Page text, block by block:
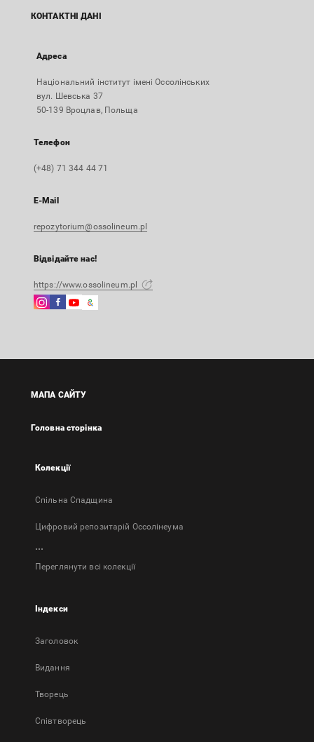
КОНТАКТНІ ДАНІ
Адреса
Національний інститут імені Оссолінських
вул. Шевська 37
50-139 Вроцлав, Польща
Телефон
(+48) 71 344 44 71
E-Mail
repozytorium@ossolineum.pl
Відвідайте нас!
https://www.ossolineum.pl
Instagram
в
Facebook
в
Instagram
в
Google
Зовнішнє
в
вкладці
МАПА САЙТУ
Головна сторінка
Колекції
Спільна Спадщина
Цифровий репозитарій Оссолінеума
...
Переглянути всі колекції
Індекси
Заголовок
Bидання
Творець
Співтворець